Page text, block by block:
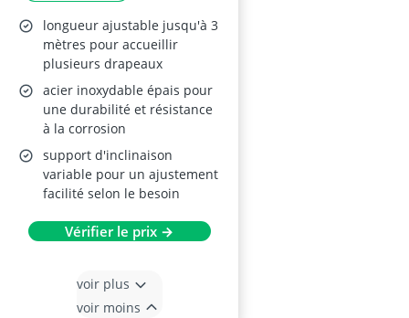
longueur ajustable jusqu'à 3
mètres pour accueillir
plusieurs drapeaux
acier inoxydable épais pour
une durabilité et résistance
à la corrosion
support d'inclinaison
variable pour un ajustement
facilité selon le besoin
Vérifier le prix →
voir plus
voir moins